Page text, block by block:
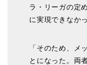
ラ・リーガの定
に実現できなかっ
「そのため、メ
とになった。両